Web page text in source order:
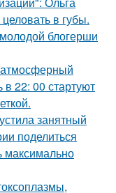
в губы.
блогерши
22: 00 стартуют
занятный
поделиться
максимально